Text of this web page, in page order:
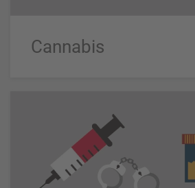
Cannabis